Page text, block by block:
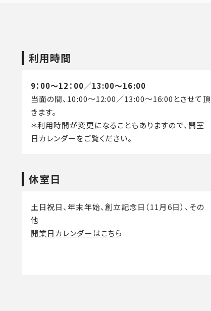
利用時間
9：00～12：00／13:00～16:00
当面の間、10:00～12:00／13:00～16:00とさせて頂
きます。
＊利用時間が変更になることもありますので、開室
日カレンダーをご覧ください。
休室日
土日祝日、年末年始、創立記念日（11月6日）、その
他
開業日カレンダーはこちら